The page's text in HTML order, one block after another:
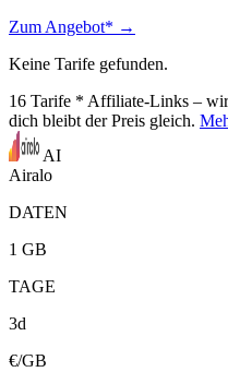
Zum Angebot* →
Keine Tarife gefunden.
16 Tarife * Affiliate-Links –
dich bleibt der Preis gleich.
AI
Airalo
DATEN
1 GB
TAGE
3d
€/GB